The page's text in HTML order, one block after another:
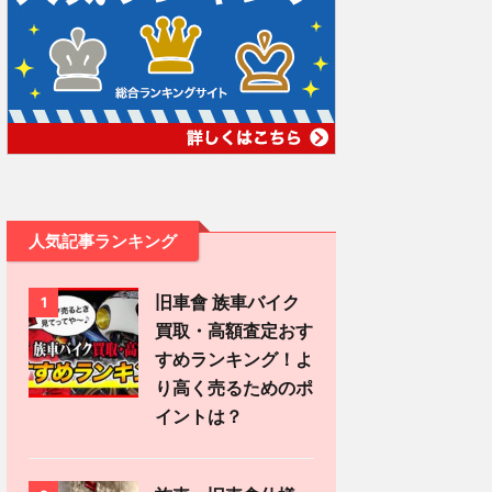
人気記事ランキング
1
旧車會 族車バイク
買取・高額査定おす
すめランキング！よ
り高く売るためのポ
イントは？